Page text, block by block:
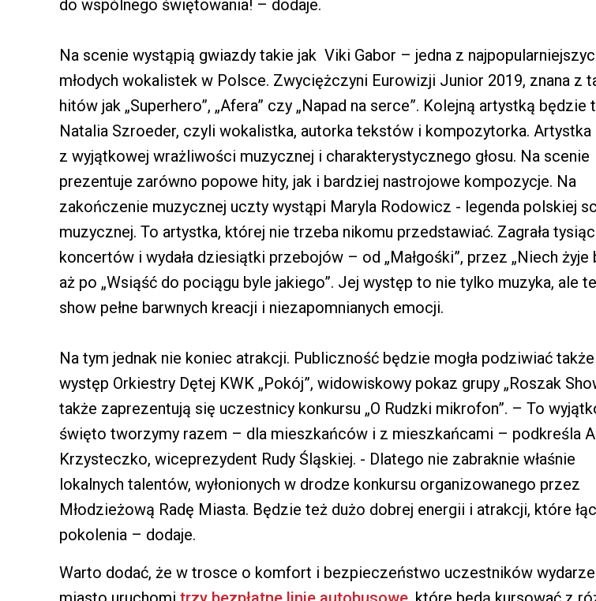
do wspólnego świętowania! – dodaje.
Na scenie wystąpią gwiazdy takie jak Viki Gabor – jedna z
młodych wokalistek w Polsce. Zwyciężczyni Eurowizji Junior 2019, znana z
hitów jak „Superhero”, „Afera” czy „Napad na serce”. Kolejną artystką będzie
Natalia Szroeder, czyli wokalistka, autorka tekstów i kompozytorka. Artystka
z wyjątkowej wrażliwości muzycznej i charakterystycznego głosu. Na scenie
prezentuje zarówno popowe hity, jak i bardziej nastrojowe kompozycje. Na
zakończenie muzycznej uczty wystąpi Maryla Rodowicz - legenda polskiej
muzycznej. To artystka, której nie trzeba nikomu przedstawiać. Zagrała
koncertów i wydała dziesiątki przebojów – od „Małgośki”, przez „Niech żyje
aż po „Wsiąść do pociągu byle jakiego”. Jej występ to nie tylko muzyka, ale
show pełne barwnych kreacji i niezapomnianych emocji.
Na tym jednak nie koniec atrakcji. Publiczność będzie mogła podziwiać także
występ Orkiestry Dętej KWK „Pokój”, widowiskowy pokaz grupy „Roszak
także zaprezentują się uczestnicy konkursu „O Rudzki mikrofon”. – To
święto tworzymy razem – dla mieszkańców i z mieszkańcami – podkreśla
Krzysteczko, wiceprezydent Rudy Śląskiej. - Dlatego nie zabraknie właśnie
lokalnych talentów, wyłonionych w drodze konkursu organizowanego przez
Młodzieżową Radę Miasta. Będzie też dużo dobrej energii i atrakcji, które
pokolenia – dodaje.
Warto dodać, że w trosce o komfort i bezpieczeństwo uczestników